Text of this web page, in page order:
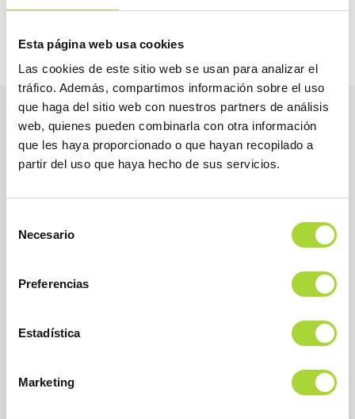
Esta página web usa cookies
Las cookies de este sitio web se usan para analizar el
tráfico. Además, compartimos información sobre el uso
que haga del sitio web con nuestros partners de análisis
web, quienes pueden combinarla con otra información
que les haya proporcionado o que hayan recopilado a
partir del uso que haya hecho de sus servicios.
Necesario
Preferencias
Estadística
Marketing
BioSim
Calle Condesa de Venadito, 1